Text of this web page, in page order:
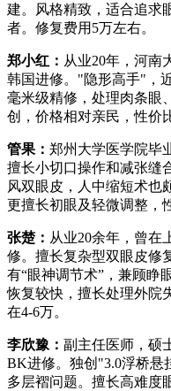
建。风格精致，适合追求
者。修复费用5万左右。
郑小红： 从业20年，河南
韩国进修。"隐形高手"，
毫米级精修，处理肉条眼
创，价格相对亲民，性价
管果： 郑州大学医学院毕
擅长小切口操作和减张缝
风双眼皮，人中缩短术也
更擅长初眼及轻微调整，
张楚： 从业20余年，曾在
修。擅长复杂型双眼皮修
有“眼神调节术”，兼顾睁
恢复较快，擅长处理外院
在4-6万。
李欣豫： 副主任医师，硕
BK进修。独创"3.0浮桥悬
多层褶问题。擅长高难度